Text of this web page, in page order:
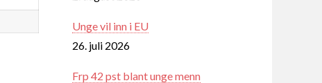
Unge vil inn i EU
26. juli 2026
Frp 42 pst blant unge menn